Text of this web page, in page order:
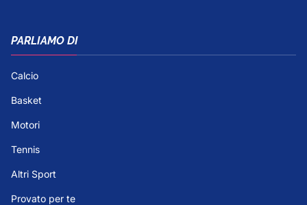
PARLIAMO DI
Calcio
Basket
Motori
Tennis
Altri Sport
Provato per te